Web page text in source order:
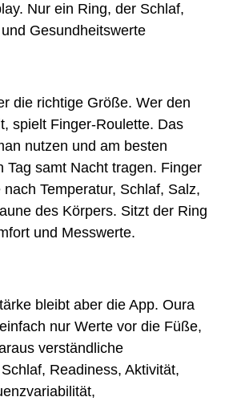
Nur ein Ring, der Schlaf,
Gesundheitswerte
die richtige Größe. Wer den
spielt Finger-Roulette. Das
nutzen und am besten
Tag samt Nacht tragen. Finger
Temperatur, Schlaf, Salz,
des Körpers. Sitzt der Ring
und Messwerte.
bleibt aber die App. Oura
nur Werte vor die Füße,
verständliche
Readiness, Aktivität,